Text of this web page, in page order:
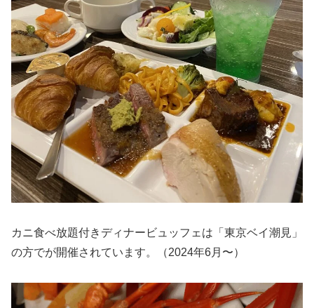
カニ食べ放題付きディナービュッフェは「東京ベイ潮見」
の方でが開催されています。（2024年6月〜）